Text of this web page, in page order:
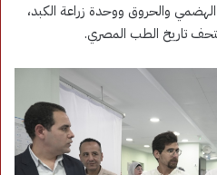
والحروق ووحدة زراعة الكبد،
تاريخ الطب المصري.